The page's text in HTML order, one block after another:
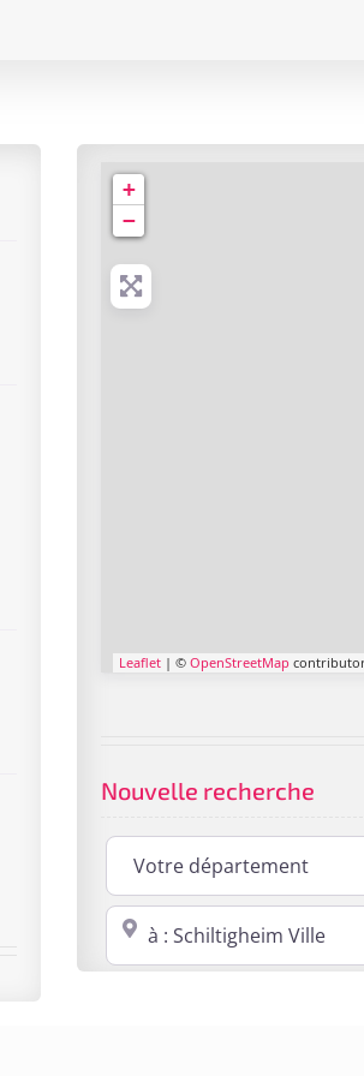
+
−
Leaflet | © OpenStreetMap
Nouvelle recherche
Proche de : ville, cp, lieu ...